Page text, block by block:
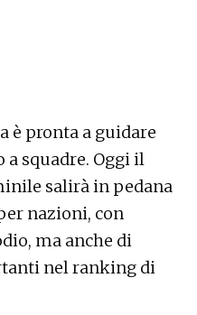
è pronta a guidare
a squadre. Oggi il
salirà in pedana
nazioni, con
ma anche di
nel ranking di